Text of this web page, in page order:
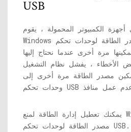
USB
الكمبيوتر المحمولة ، يقوم
Windows بتعطيل مصدر الطاقة لوحدات تحكم USB عندما
مرة أخرى عندما نحتاج إليها
الأخطاء ، يفشل نظام التشغيل
مصدر الطاقة مرة أخرى إلى
يمكنك تعطيل إدارة الطاقة لمنع Windows من قطع
مصدر الطاقة لوحدات تحكم USB. لتحقيق ذلك اتبع هذه